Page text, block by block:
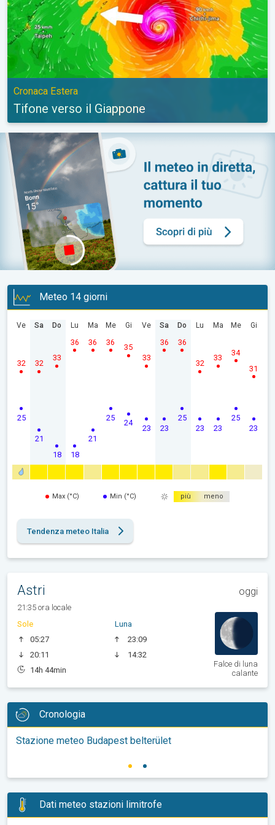
Cronaca Estera
Tifone verso il Giappone
Meteo 14 giorni
Ve
25
32
Sa
21
32
Do
18
33
Lu
18
36
Ma
21
36
Me
25
36
Gi
24
35
Ve
23
33
Sa
23
36
Do
25
36
Lu
23
32
Ma
23
33
Me
25
34
Gi
23
31
Max (°C) Min (°C) più meno
Tendenza meteo Italia
Astri oggi
21:35 ora locale
Sole
05:27
20:11
14h 44min
Luna
23:09
14:32
Falce di luna
calante
Cronologia
Stazione meteo Budapest belterület
Dati meteo stazioni limitrofe